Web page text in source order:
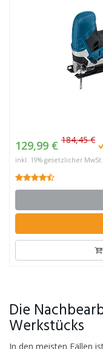
129,99 € 184,45 €
inkl. 19% gesetzlicher MwSt.
Die
Werkstücks
In den meisten Fällen